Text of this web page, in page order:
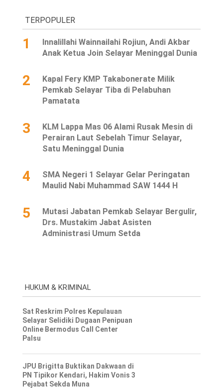
TERPOPULER
1
Innalillahi Wainnailahi Rojiun, Andi Akbar
Anak Ketua Join Selayar Meninggal Dunia
2
Kapal Fery KMP Takabonerate Milik
Pemkab Selayar Tiba di Pelabuhan
Pamatata
3
KLM Lappa Mas 06 Alami Rusak Mesin di
Perairan Laut Sebelah Timur Selayar,
Satu Meninggal Dunia
4
SMA Negeri 1 Selayar Gelar Peringatan
Maulid Nabi Muhammad SAW 1444 H
5
Mutasi Jabatan Pemkab Selayar Bergulir,
Drs. Mustakim Jabat Asisten
Administrasi Umum Setda
HUKUM & KRIMINAL
Sat Reskrim Polres Kepulauan
Selayar Selidiki Dugaan Penipuan
Online Bermodus Call Center
Palsu
JPU Brigitta Buktikan Dakwaan di
PN Tipikor Kendari, Hakim Vonis 3
Pejabat Sekda Muna